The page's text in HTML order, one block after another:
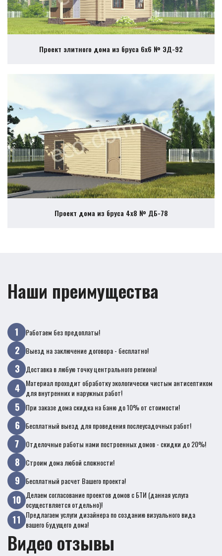
Проект элитного дома из бруса 6х6 № ЭД-92
Проект дома из бруса 4х8 № ДБ-78
Наши преимущества
Работаем без предоплаты!
Выезд на заключение договора - бесплатно!
Доставка в любую точку центрального региона!
Материал проходит обработку экологически чистым антисептиком
для внутренних и наружных работ!
При заказе дома скидка на баню до 10% от стоимости!
Бесплатный выезд для проведения послеусадочных работ!
Отделочные работы нами построенных домов - скидки до 20%!
Строим дома любой сложности!
Бесплатный расчет Вашего проекта!
Делаем согласование проектов домов с БТИ (данная услуга
осуществляется отдельно)!
Предлагаем услуги дизайнера по созданию визуального вида
вашего будущего дома!
Видео отзывы